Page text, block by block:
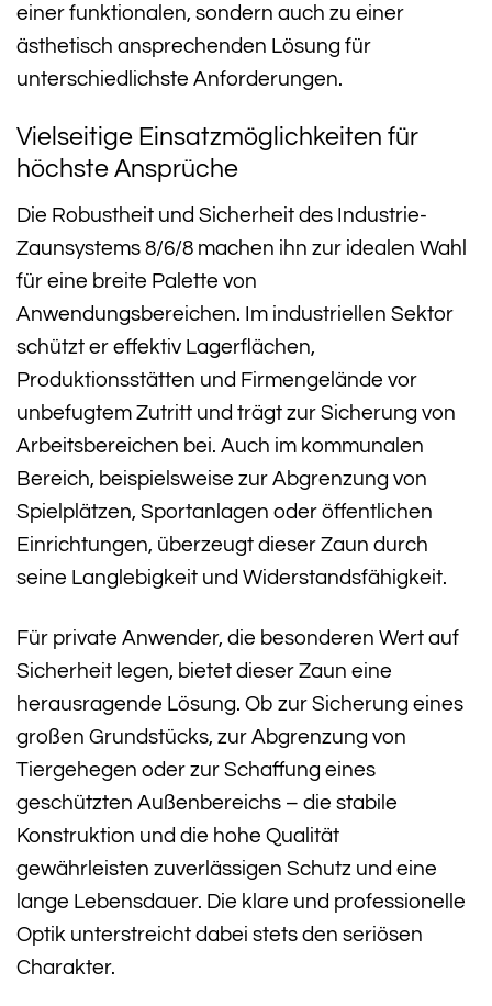
einer funktionalen, sondern auch zu einer
ästhetisch ansprechenden Lösung für
unterschiedlichste Anforderungen.
Vielseitige Einsatzmöglichkeiten für
höchste Ansprüche
Die Robustheit und Sicherheit des Industrie-
Zaunsystems 8/6/8 machen ihn zur idealen Wahl
für eine breite Palette von
Anwendungsbereichen. Im industriellen Sektor
schützt er effektiv Lagerflächen,
Produktionsstätten und Firmengelände vor
unbefugtem Zutritt und trägt zur Sicherung von
Arbeitsbereichen bei. Auch im kommunalen
Bereich, beispielsweise zur Abgrenzung von
Spielplätzen, Sportanlagen oder öffentlichen
Einrichtungen, überzeugt dieser Zaun durch
seine Langlebigkeit und Widerstandsfähigkeit.
Für private Anwender, die besonderen Wert auf
Sicherheit legen, bietet dieser Zaun eine
herausragende Lösung. Ob zur Sicherung eines
großen Grundstücks, zur Abgrenzung von
Tiergehegen oder zur Schaffung eines
geschützten Außenbereichs – die stabile
Konstruktion und die hohe Qualität
gewährleisten zuverlässigen Schutz und eine
lange Lebensdauer. Die klare und professionelle
Optik unterstreicht dabei stets den seriösen
Charakter.